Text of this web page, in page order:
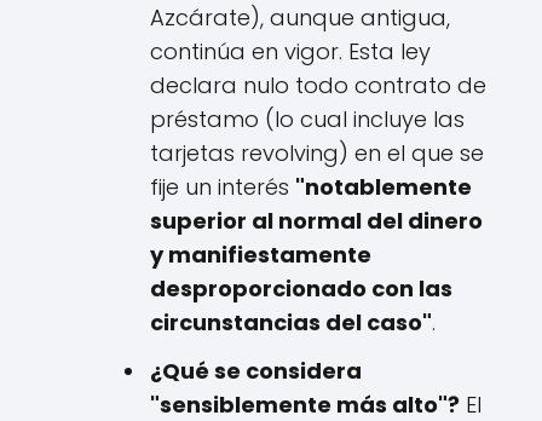
Azcárate), aunque antigua,
continúa en vigor. Esta ley
declara nulo todo contrato de
préstamo (lo cual incluye las
tarjetas revolving) en el que se
fije un interés "notablemente
superior al normal del dinero
y manifiestamente
desproporcionado con las
circunstancias del caso".
¿Qué se considera
"sensiblemente más alto"? El